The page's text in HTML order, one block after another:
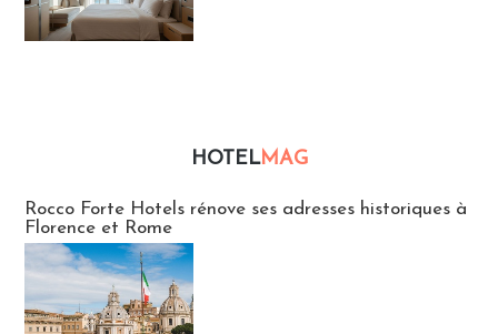
HOTELMAG
Rocco Forte Hotels rénove ses adresses historiques à
Florence et Rome